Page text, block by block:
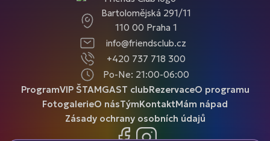
Bartolomějská 291/11
110 00 Praha 1
info@friendsclub.cz
+420 737 718 300
Po-Ne: 21:00-06:00
ProgramVIP ŠTAMGAST clubRezervaceO programu
FotogalerieO násTýmKontaktMám nápad
Zásady ochrany osobních údajů
Facebook